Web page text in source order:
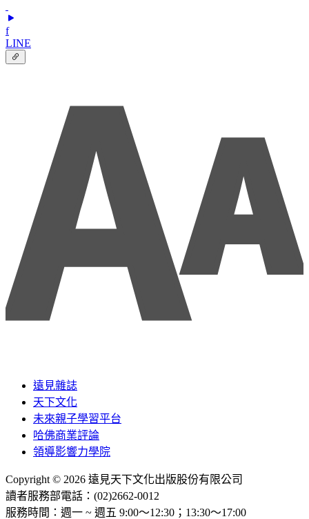
f
LINE
遠見雜誌
天下文化
未來親子學習平台
哈佛商業評論
領導影響力學院
Copyright © 2026 遠見天下文化出版股份有限公司
讀者服務部電話：(02)2662-0012
服務時間：週一 ~ 週五 9:00～12:30；13:30～17:00